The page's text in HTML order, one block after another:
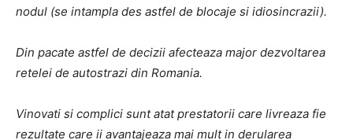
nodul (se intampla des astfel de blocaje si idiosincrazii).
Din pacate astfel de decizii afecteaza major dezvoltarea
retelei de autostrazi din Romania.
Vinovati si complici sunt atat prestatorii care livreaza fie
rezultate care ii avantajeaza mai mult in derularea